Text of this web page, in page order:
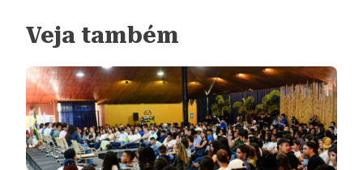
Veja também